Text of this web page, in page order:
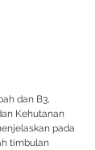
dan B3,
Kehutanan
pada
timbulan